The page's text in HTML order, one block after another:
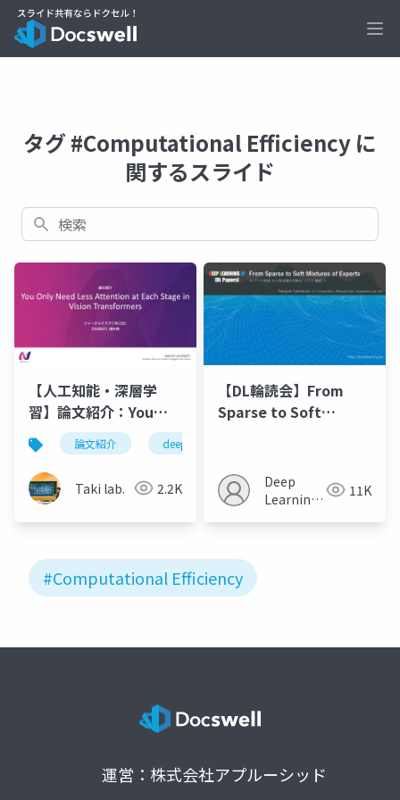
タグ #Computational Efficiency に
関するスライド
検索
【人工知能・深層学
習】論文紹介：You
Only Need Less
Attention at Each
Stage in Vision
Transformers
論文紹介 deeplearning
Taki lab. 2.2K
【DL輪読会】From
Sparse to Soft
Deep
Learning
11K
#Computational Efficiency
運営：株式会社アプルーシッド